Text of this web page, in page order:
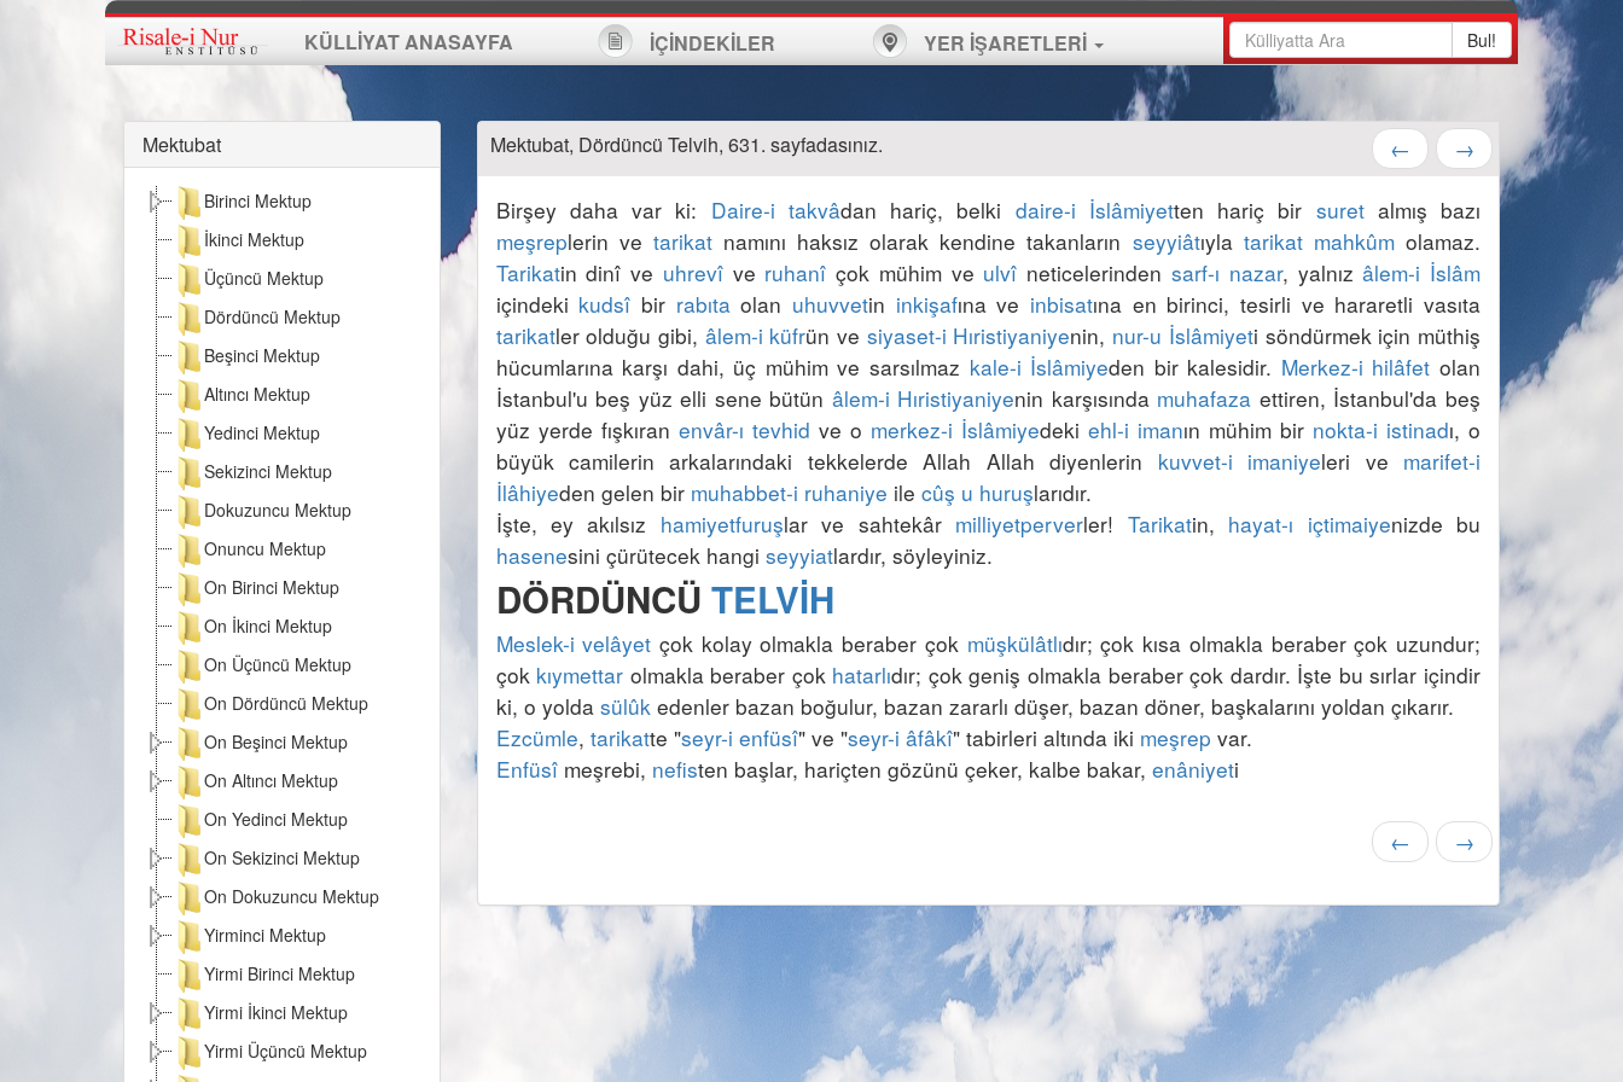
KÜLLİYAT ANASAYFA İÇİNDEKİLER YER İŞARETLERİ Bul!
Mektubat
Birinci Mektup
İkinci Mektup
Üçüncü Mektup
Dördüncü Mektup
Beşinci Mektup
Altıncı Mektup
Yedinci Mektup
Sekizinci Mektup
Dokuzuncu Mektup
Onuncu Mektup
On Birinci Mektup
On İkinci Mektup
On Üçüncü Mektup
On Dördüncü Mektup
On Beşinci Mektup
On Altıncı Mektup
On Yedinci Mektup
On Sekizinci Mektup
On Dokuzuncu Mektup
Yirminci Mektup
Yirmi Birinci Mektup
Yirmi İkinci Mektup
Yirmi Üçüncü Mektup
Mektubat, Dördüncü Telvih, 631. sayfadasınız. ← →
Birşey daha var ki: Daire-i takvâdan hariç, belki daire-i İslâmiyetten hariç bir suret
meşreplerin ve tarikat namını haksız olarak kendine takanların seyyiâtıyla tarikat mahkûm
Tarikatin dinî ve uhrevî ve ruhanî çok mühim ve ulvî neticelerinden sarf-ı nazar, yalnız âlem-i İslâm
içindeki kudsî bir rabıta olan uhuvvetin inkişafına ve inbisat
tarikatler olduğu gibi, âlem-i küfrün ve siyaset-i Hıristiyaniyenin, nur-u İslâmiyeti söndürmek için müthiş
hücumlarına karşı dahi, üç mühim ve sarsılmaz kale-i İslâmiyeden bir kalesidir. Merkez-i hilâfet olan
İstanbul'u beş yüz elli sene bütün âlem-i Hıristiyaniyenin karşısında muhafaza ettiren, İstanbul'da beş
yüz yerde fışkıran envâr-ı tevhid ve o merkez-i İslâmiyedeki ehl-i imanın mühim bir nokta-i istinadı, o
büyük camilerin arkalarındaki tekkelerde Allah Allah diyenlerin kuvvet-i imaniyeleri ve marifet-i
İlâhiyeden gelen bir muhabbet-i ruhaniye ile cûş u huruş
İşte, ey akılsız hamiyetfuruşlar ve sahtekâr milliyetperverler! Tarikatin, hayat-ı içtimaiye
hasenesini çürütecek hangi seyyiat
DÖRDÜNCÜ TELVİH
Meslek-i velâyet çok kolay olmakla beraber çok müşkülâtlıdır; çok kısa olmakla beraber çok uzundur;
çok kıymettar olmakla beraber çok hatarlıdır; çok geniş olmakla beraber çok dardır. İşte bu sırlar içindir
ki, o yolda sülûk
Ezcümle, tarikatte "seyr-i enfüsî" ve "seyr-i âfâkî" tabirleri altında iki meşrep
Enfüsî meşrebi, nefisten başlar, hariçten gözünü çeker, kalbe bakar, enâniyet
← →